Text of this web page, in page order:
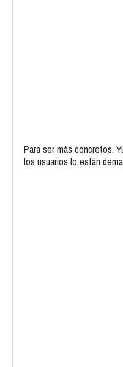
Para ser más concretos,
los usuarios lo están